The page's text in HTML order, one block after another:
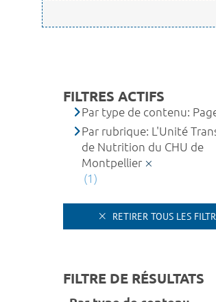
FILTRES ACTIFS
Par type de contenu:
Par rubrique: L'Unité
de Nutrition du CHU de
Montpellier
(1)
RETIRER TOUS LES
FILTRE DE RÉSULTATS